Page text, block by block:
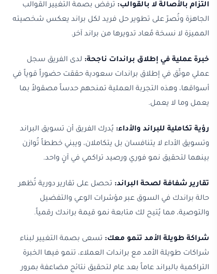
التزام بالأصالة لا بالقوالب: ترفض بصمة التغيير القوالب
الجاهزة وتُصرّ على تطوير حل فريد لكل براند يعكس شخصيته
المميزة لا نسخة مُعاد تدويرها من براند آخر.
خبرة عملية في إطلاق براندات ناجحة: لدى الفريق سجل
عملي موثّق في إطلاق براندات سعودية حققت حضوراً قوياً في
أسواقها، وهذه التجربة العملية تمنحهم حدساً مصقولاً بما
يعمل وما لا يعمل.
رؤية تكاملية للبراند والأداء: يُدرك الفريق أن تسويق البراند
وتسويق الأداء لا يتنافسان بل يتكاملان، ويبني خططاً تُوازن
بينهما لتحقيق نمو فوري ورصيد تراكمي في آنٍ واحد.
تقارير شفافة لصحة البراند: تحصل على تقارير دورية تُظهر
حالة براندك في السوق عبر مؤشرات الوعي والتفضيل
والتوصية، مما يُتيح لك متابعة نمو قيمة براندك رقمياً.
شراكة طويلة الأمد تنمو معك: تسعى بصمة التغيير لبناء
شراكات طويلة الأمد مع براندات العملاء، تنمو فيها الخبرة
التراكمية بالبراند عاماً بعد عام لتحقيق نتائج مضاعفة بمرور